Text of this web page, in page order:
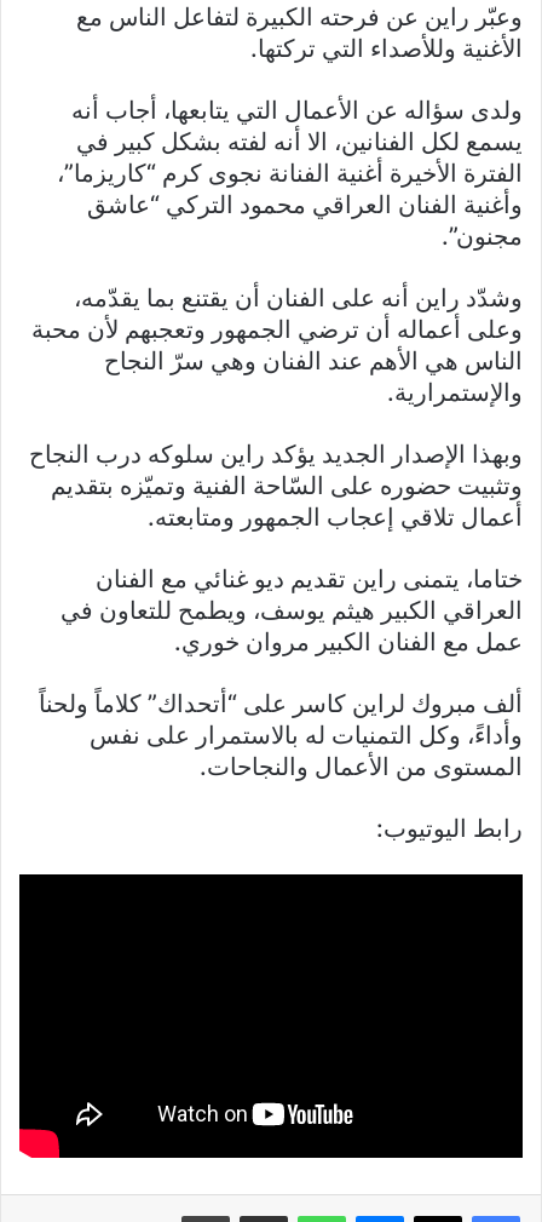
وعبّر راين عن فرحته الكبيرة لتفاعل الناس مع
الأغنية وللأصداء التي تركتها.
ولدى سؤاله عن الأعمال التي يتابعها، أجاب أنه
يسمع لكل الفنانين، الا أنه لفته بشكل كبير في
الفترة الأخيرة أغنية الفنانة نجوى كرم “كاريزما”،
وأغنية الفنان العراقي محمود التركي “عاشق
مجنون”.
وشدّد راين أنه على الفنان أن يقتنع بما يقدّمه،
وعلى أعماله أن ترضي الجمهور وتعجبهم لأن محبة
الناس هي الأهم عند الفنان وهي سرّ النجاح
والإستمرارية.
وبهذا الإصدار الجديد يؤكد راين سلوكه درب النجاح
وتثبيت حضوره على السّاحة الفنية وتميّزه بتقديم
أعمال تلاقي إعجاب الجمهور ومتابعته.
ختاما، يتمنى راين تقديم ديو غنائي مع الفنان
العراقي الكبير هيثم يوسف، ويطمح للتعاون في
عمل مع الفنان الكبير مروان خوري.
ألف مبروك لراين كاسر على “أتحداك” كلاماً ولحناً
وأداءً، وكل التمنيات له بالاستمرار على نفس
المستوى من الأعمال والنجاحات.
رابط اليوتيوب:
فيسبوك X ماسنجر واتساب مشاركة عبر البريد طباعة